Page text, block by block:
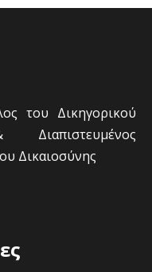
του Δικηγορικού
Δικαιοσύνης